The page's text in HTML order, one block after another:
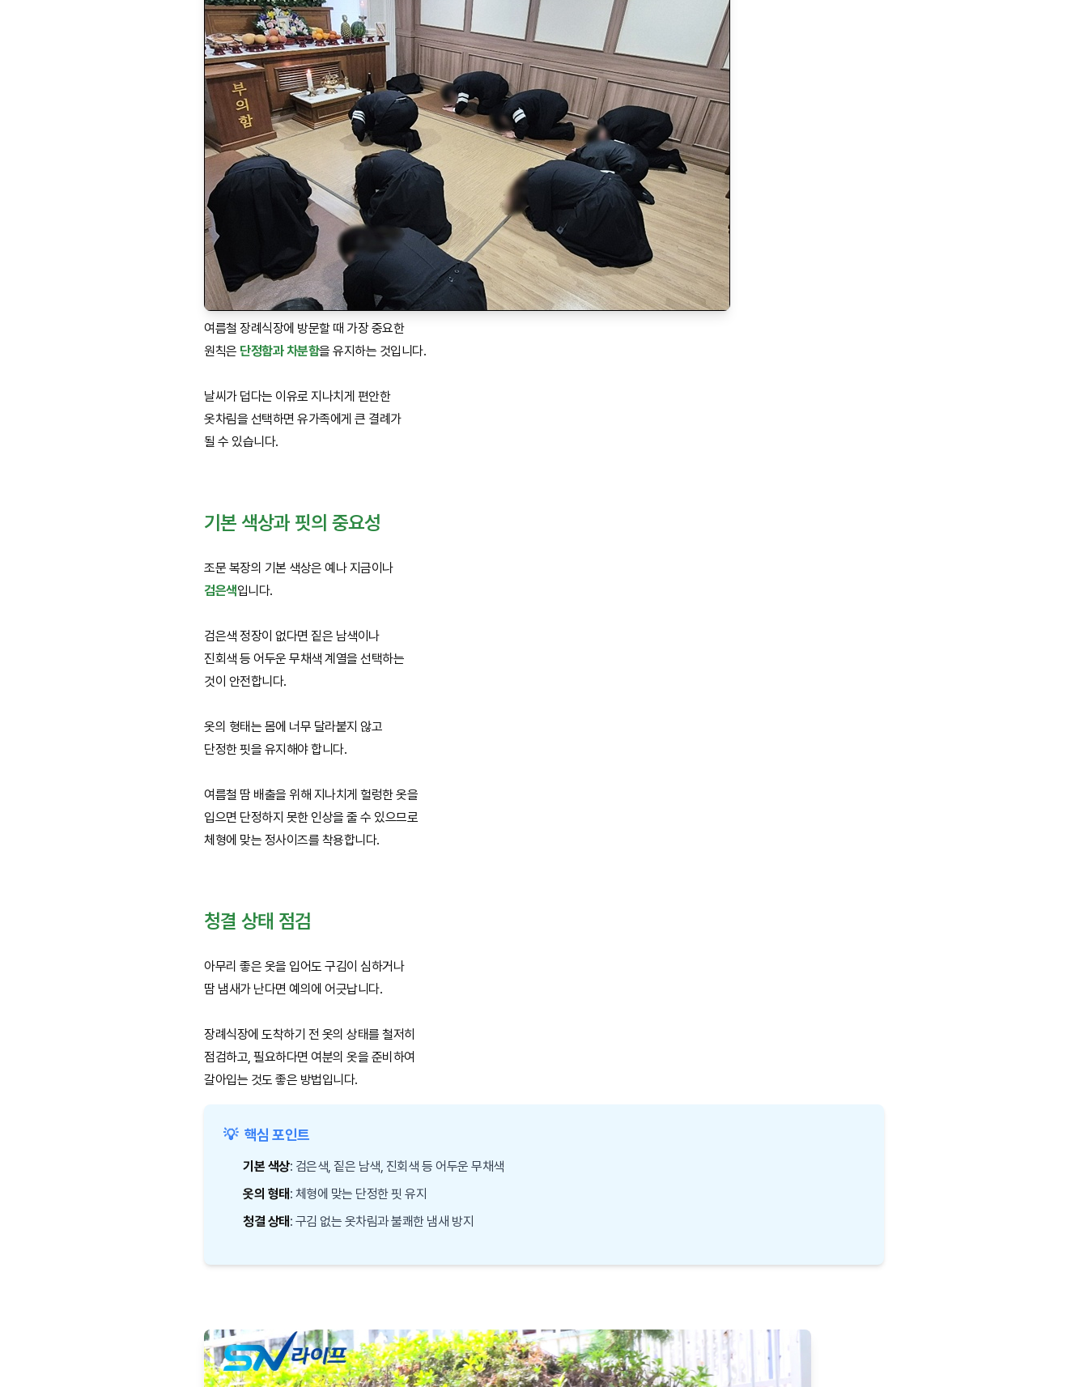
여름철 장례식장에 방문할 때 가장 중요한
원칙은 단정함과 차분함을 유지하는 것입니다.
날씨가 덥다는 이유로 지나치게 편안한
옷차림을 선택하면 유가족에게 큰 결례가
될 수 있습니다.
기본 색상과 핏의 중요성
조문 복장의 기본 색상은 예나 지금이나
검은색입니다.
검은색 정장이 없다면 짙은 남색이나
진회색 등 어두운 무채색 계열을 선택하는
것이 안전합니다.
옷의 형태는 몸에 너무 달라붙지 않고
단정한 핏을 유지해야 합니다.
여름철 땀 배출을 위해 지나치게 헐렁한 옷을
입으면 단정하지 못한 인상을 줄 수 있으므로
체형에 맞는 정사이즈를 착용합니다.
청결 상태 점검
아무리 좋은 옷을 입어도 구김이 심하거나
땀 냄새가 난다면 예의에 어긋납니다.
장례식장에 도착하기 전 옷의 상태를 철저히
점검하고, 필요하다면 여분의 옷을 준비하여
갈아입는 것도 좋은 방법입니다.
💡 핵심 포인트
기본 색상: 검은색, 짙은 남색, 진회색 등 어두운 무채색
옷의 형태: 체형에 맞는 단정한 핏 유지
청결 상태: 구김 없는 옷차림과 불쾌한 냄새 방지